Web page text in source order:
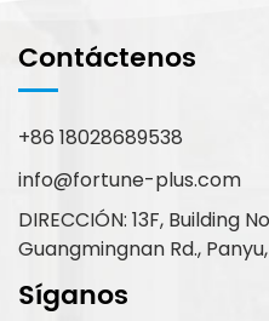
Contáctenos
+86 18028689538
info@fortune-plus.com
DIRECCIÓN: 13F, Building
Guangmingnan Rd.,
Síganos